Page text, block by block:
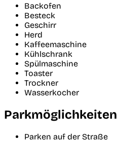
Backofen
Besteck
Geschirr
Herd
Kaffeemaschine
Kühlschrank
Spülmaschine
Toaster
Trockner
Wasserkocher
Parkmöglichkeiten
Parken auf der Straße